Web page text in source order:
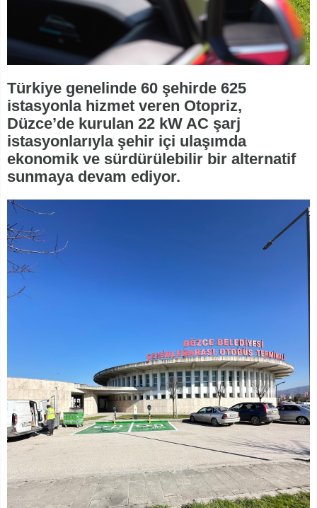
Türkiye genelinde 60 şehirde 625
istasyonla hizmet veren Otopriz,
Düzce’de kurulan 22 kW AC şarj
istasyonlarıyla şehir içi ulaşımda
ekonomik ve sürdürülebilir bir alternatif
sunmaya devam ediyor.